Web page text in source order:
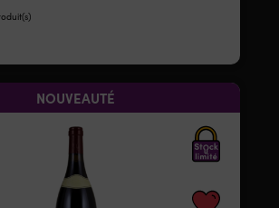
NOUVEAUTÉ